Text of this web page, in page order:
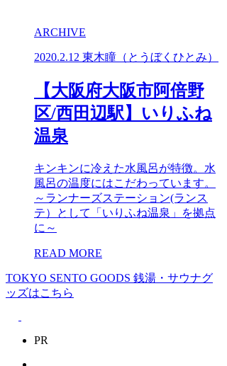
ARCHIVE
2020.2.12 東木瞳（とうぼくひとみ）
【大阪府大阪市阿倍野
区/西田辺駅】いりふね
温泉
キンキンに冷えた水風呂が特徴。水
風呂の温度にはこだわっています。
～ランナーズステーション(ランス
テ）として「いりふね温泉」を拠点
に～
READ MORE
TOKYO SENTO GOODS 銭湯・サウナグ
ッズはこちら
PR